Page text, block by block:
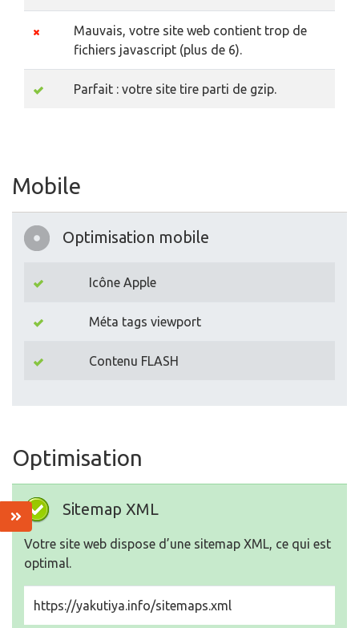
Mauvais, votre site web contient trop de
fichiers javascript (plus de 6).
Parfait : votre site tire parti de gzip.
Mobile
Optimisation mobile
Icône Apple
Méta tags viewport
Contenu FLASH
Optimisation
Sitemap XML
Votre site web dispose d’une sitemap XML, ce qui est
optimal.
https://yakutiya.info/sitemaps.xml